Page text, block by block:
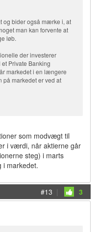
og bider også mærke i, at
man kan forvente at
løb.
der investerer
Private Banking
markedet i en længere
på markedet er ved at
som modvægt til
i værdi, når aktierne går
steg) i marts
i markedet.
#13 | 3